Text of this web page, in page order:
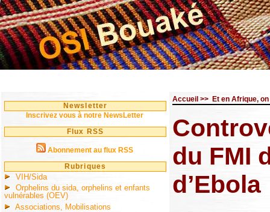
Newsletter
Inscrivez vous à notre NewsLetter
Flux RSS
Abonnement au flux RSS
Rubriques
VIH/Sida
Orphelins du sida, orphelins et enfants
vulnérables (OEV)
Associations, Mobilisations
Accueil >> Et en Afrique,
du FMI
d’Ebola